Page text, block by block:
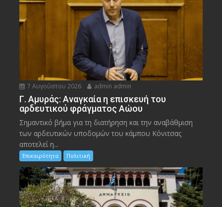
7 Αυγούστου 2026 admin admin
Γ. Αμυράς: Αναγκαία η επισκευή του
αρδευτικού φράγματος Αώου
Σημαντικό βήμα για τη διατήρηση και την αναβάθμιση
των αρδευτικών υποδομών του κάμπου Κόνιτσας
αποτελεί η...
Επικαιρότητα Πολιτική